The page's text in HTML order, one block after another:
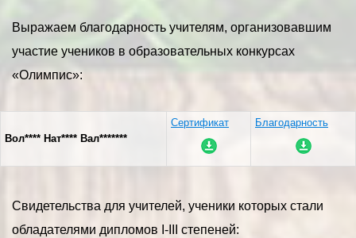
Выражаем благодарность учителям, организовавшим
участие учеников в образовательных конкурсах
«Олимпис»:
Вол**** Нат**** Вал*******
Сертификат Благодарность
Свидетельства для учителей, ученики которых стали
обладателями дипломов I-III степеней: